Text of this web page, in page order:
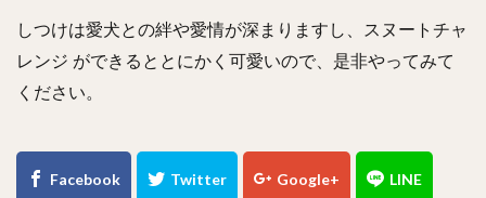
しつけは愛犬との絆や愛情が深まりますし、スヌートチャ
レンジ ができるととにかく可愛いので、是非やってみて
ください。